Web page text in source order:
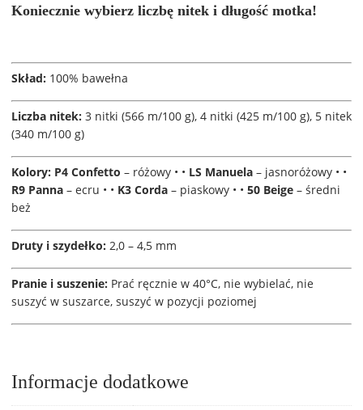
Koniecznie wybierz liczbę nitek i długość motka!
Skład: 100% bawełna
Liczba nitek: 3 nitki (566 m/100 g), 4 nitki (425 m/100 g), 5 nitek
(340 m/100 g)
Kolory: P4 Confetto – różowy • • LS Manuela– jasnoróżowy • •
R9 Panna– ecru • • K3 Corda– piaskowy • • 50 Beige– średni
beż
Druty i szydełko: 2,0 – 4,5 mm
Pranie i suszenie: Prać ręcznie w 40°C, nie wybielać, nie
suszyć w suszarce, suszyć w pozycji poziomej
Informacje dodatkowe